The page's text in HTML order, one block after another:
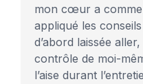
mon cœur a
appliqué les
d’abord laissée
contrôle de moi-
l’aise durant